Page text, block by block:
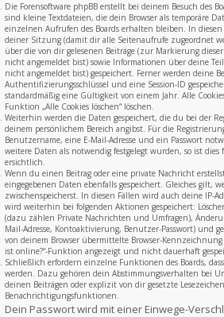
Die Forensoftware phpBB erstellt bei deinem Besuch des
sind kleine Textdateien, die dein Browser als temporäre
einzelnen Aufrufen des Boards erhalten bleiben. In
deiner Sitzung (damit dir alle Seitenaufrufe zugeordnet
über die von dir gelesenen Beiträge (zur Markierung
nicht angemeldet bist) sowie Informationen über deine
nicht angemeldet bist) gespeichert. Ferner werden deine
Authentifizierungsschlüssel und eine Session-ID
standardmäßig eine Gültigkeit von einem Jahr. Alle
Funktion „Alle Cookies löschen“ löschen.
Weiterhin werden die Daten gespeichert, die du bei der
deinem persönlichem Bereich angibst. Für die
Benutzername, eine E-Mail-Adresse und ein Passwort
weitere Daten als notwendig festgelegt wurden, so ist dies
ersichtlich.
Wenn du einen Beitrag oder eine private Nachricht
eingegebenen Daten ebenfalls gespeichert. Gleiches gilt,
zwischenspeicherst. In diesen Fällen wird auch deine IP-
wird weiterhin bei folgenden Aktionen gespeichert:
(dazu zählen Private Nachrichten und Umfragen),
Mail-Adresse, Kontoaktivierung, Benutzer-Passwort) und
von deinem Browser übermittelte Browser-
ist online?“-Funktion angezeigt und nicht dauerhaft
Schließlich erfordern einzelne Funktionen des Boards,
werden. Dazu gehören dein Abstimmungsverhalten bei
deinen Beiträgen oder explizit von dir gesetzte
Benachrichtigungsfunktionen.
Dein Passwort wird mit einer Einwege-